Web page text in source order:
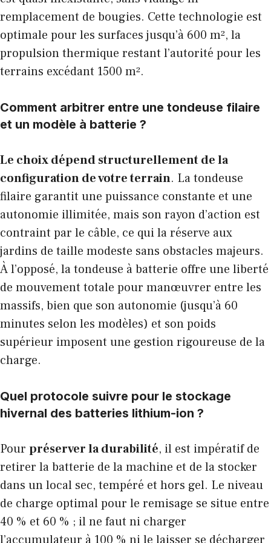
remplacement de bougies. Cette technologie est
optimale pour les surfaces jusqu’à 600 m², la
propulsion thermique restant l’autorité pour les
terrains excédant 1500 m².
Comment arbitrer entre une tondeuse filaire
et un modèle à batterie ?
Le choix dépend structurellement de la
configuration de votre terrain. La tondeuse
filaire garantit une puissance constante et une
autonomie illimitée, mais son rayon d’action est
contraint par le câble, ce qui la réserve aux
jardins de taille modeste sans obstacles majeurs.
À l’opposé, la tondeuse à batterie offre une liberté
de mouvement totale pour manœuvrer entre les
massifs, bien que son autonomie (jusqu’à 60
minutes selon les modèles) et son poids
supérieur imposent une gestion rigoureuse de la
charge.
Quel protocole suivre pour le stockage
hivernal des batteries lithium-ion ?
Pour préserver la durabilité, il est impératif de
retirer la batterie de la machine et de la stocker
dans un local sec, tempéré et hors gel. Le niveau
de charge optimal pour le remisage se situe entre
40 % et 60 % ; il ne faut ni charger
l’accumulateur à 100 % ni le laisser se décharger